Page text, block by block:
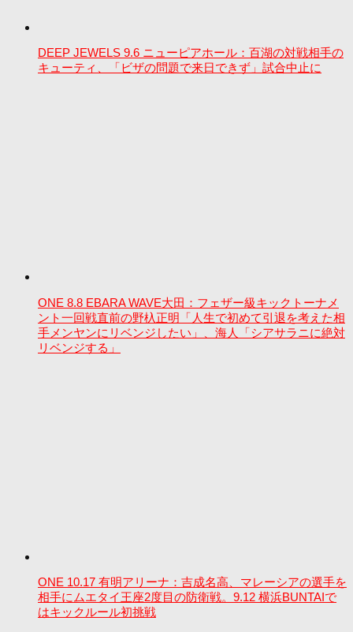
DEEP JEWELS 9.6 ニューピアホール：百湖の対戦相手の
キューティ、「ビザの問題で来日できず」試合中止に
ONE 8.8 EBARA WAVE大田：フェザー級キックトーナメ
ント一回戦直前の野杁正明「人生で初めて引退を考えた相
手メンヤンにリベンジしたい」、海人「シアサラニに絶対
リベンジする」
ONE 10.17 有明アリーナ：吉成名高、マレーシアの選手を
相手にムエタイ王座2度目の防衛戦。9.12 横浜BUNTAIで
はキックルール初挑戦